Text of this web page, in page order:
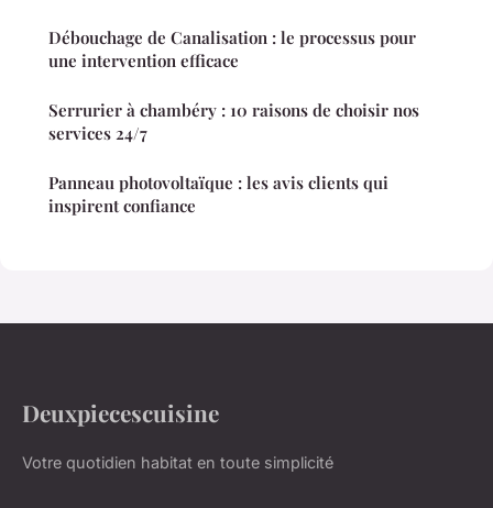
Débouchage de Canalisation : le processus pour
une intervention efficace
Serrurier à chambéry : 10 raisons de choisir nos
services 24/7
Panneau photovoltaïque : les avis clients qui
inspirent confiance
Deuxpiecescuisine
Votre quotidien habitat en toute simplicité